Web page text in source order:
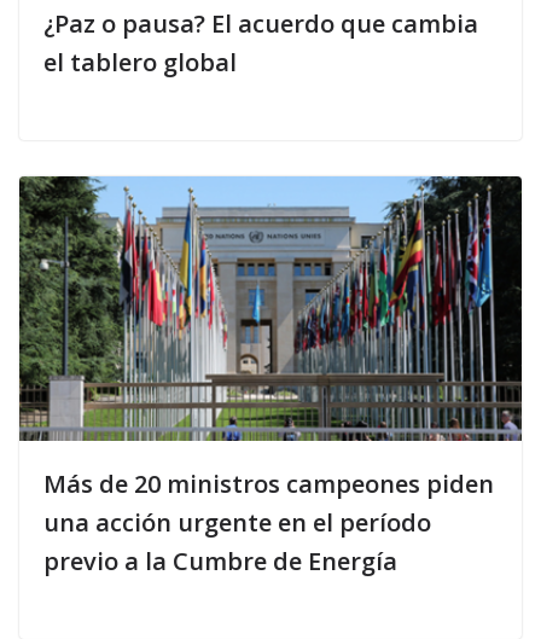
¿Paz o pausa? El acuerdo que cambia
el tablero global
Más de 20 ministros campeones piden
una acción urgente en el período
previo a la Cumbre de Energía